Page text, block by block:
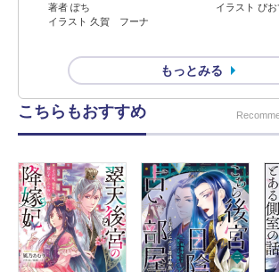
著者 ぽち
イラスト 久賀 フーナ
イラスト ぴお
もっとみる
こちらもおすすめ